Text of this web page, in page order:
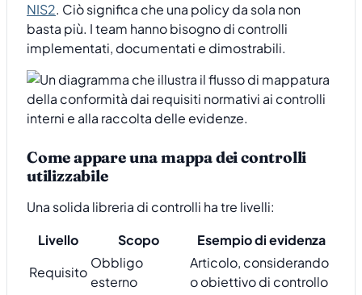
NIS2. Ciò significa che una policy da sola non
basta più. I team hanno bisogno di controlli
implementati, documentati e dimostrabili.
Come appare una mappa dei controlli
utilizzabile
Una solida libreria di controlli ha tre livelli:
Livello
Scopo
Esempio di evidenza
Requisito
Obbligo
esterno
Articolo, considerando
o obiettivo di controllo